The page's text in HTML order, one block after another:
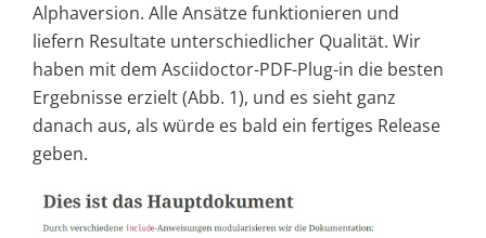
Alphaversion. Alle Ansätze funktionieren und
liefern Resultate unterschiedlicher Qualität. Wir
haben mit dem Asciidoctor-PDF-Plug-in die besten
Ergebnisse erzielt (Abb. 1), und es sieht ganz
danach aus, als würde es bald ein fertiges Release
geben.